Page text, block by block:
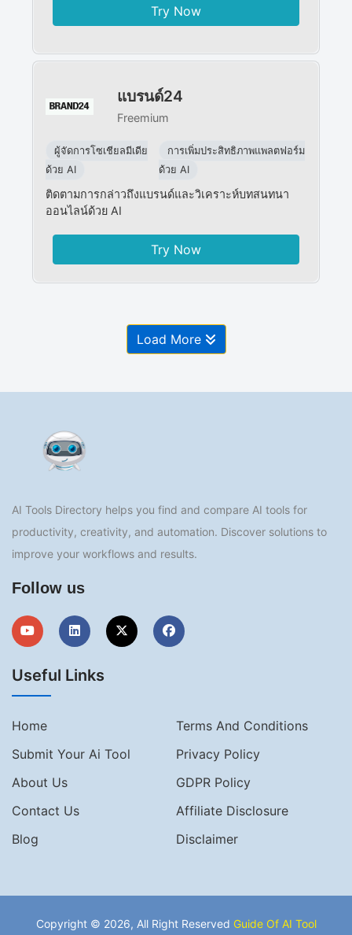
Try Now
แบรนด์24
Freemium
ผู้จัดการโซเชียลมีเดีย
ด้วย AI
การเพิ่มประสิทธิภาพแพลตฟอร์ม
ด้วย AI
ติดตามการกล่าวถึงแบรนด์และวิเคราะห์บทสนทนา
ออนไลน์ด้วย AI
Try Now
Load More
AI Tools Directory helps you find and compare AI tools for
productivity, creativity, and automation. Discover solutions to
improve your workflows and results.
Follow us
Useful Links
Home
Terms And Conditions
Submit Your Ai Tool
Privacy Policy
About Us
GDPR Policy
Contact Us
Affiliate Disclosure
Blog
Disclaimer
Copyright © 2026, All Right Reserved Guide Of AI Tool